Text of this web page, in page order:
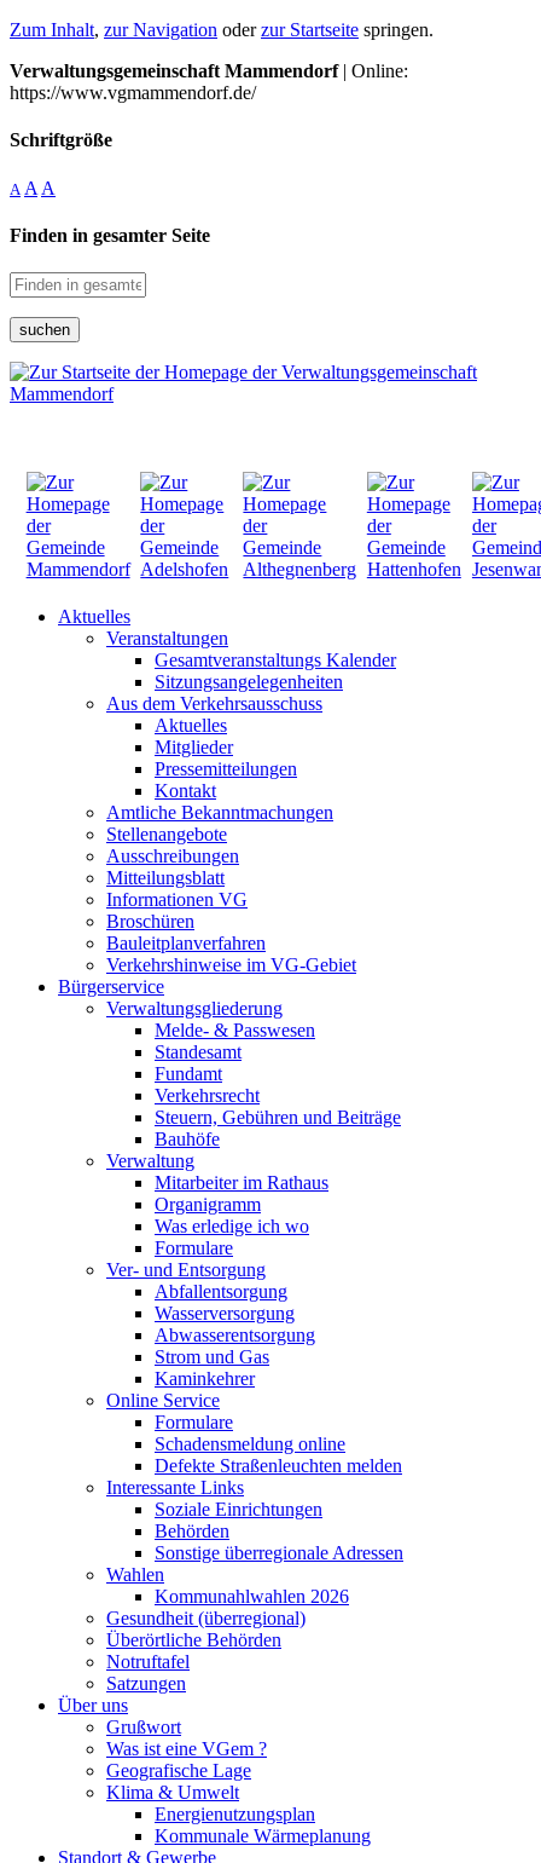
Zum Inhalt, zur Navigation oderzur Startseite springen.
Verwaltungsgemeinschaft Mammendorf| Online:
https://www.vgmammendorf.de/
Schriftgröße
A A A
Finden in gesamter Seite
suchen
Aktuelles
Veranstaltungen
Gesamtveranstaltungs Kalender
Sitzungsangelegenheiten
Aus dem Verkehrsausschuss
Aktuelles
Mitglieder
Pressemitteilungen
Kontakt
Amtliche Bekanntmachungen
Stellenangebote
Ausschreibungen
Mitteilungsblatt
Informationen VG
Broschüren
Bauleitplanverfahren
Verkehrshinweise im VG-Gebiet
Bürgerservice
Verwaltungsgliederung
Melde- & Passwesen
Standesamt
Fundamt
Verkehrsrecht
Steuern, Gebühren und Beiträge
Bauhöfe
Verwaltung
Mitarbeiter im Rathaus
Organigramm
Was erledige ich wo
Formulare
Ver- und Entsorgung
Abfallentsorgung
Wasserversorgung
Abwasserentsorgung
Strom und Gas
Kaminkehrer
Online Service
Formulare
Schadensmeldung online
Defekte Straßenleuchten melden
Interessante Links
Soziale Einrichtungen
Behörden
Sonstige überregionale Adressen
Wahlen
Kommunahlwahlen 2026
Gesundheit (überregional)
Überörtliche Behörden
Notruftafel
Satzungen
Über uns
Grußwort
Was ist eine VGem ?
Geografische Lage
Klima & Umwelt
Energienutzungsplan
Kommunale Wärmeplanung
Standort & Gewerbe